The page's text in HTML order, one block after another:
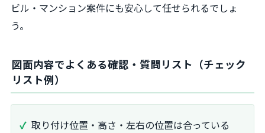
ビル・マンション案件にも安心して任せられるでしょ
う。
図面内容でよくある確認・質問リスト（チェック
リスト例）
取り付け位置・高さ・左右の位置は合っている